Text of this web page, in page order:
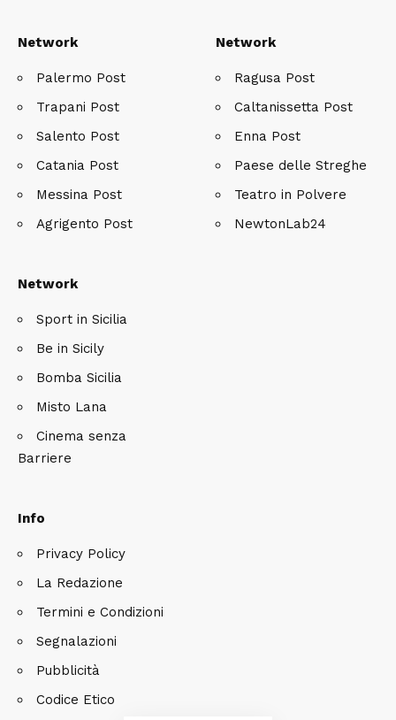
Network
Palermo Post
Trapani Post
Salento Post
Catania Post
Messina Post
Agrigento Post
Network
Ragusa Post
Caltanissetta Post
Enna Post
Paese delle Streghe
Teatro in Polvere
NewtonLab24
Network
Sport in Sicilia
Be in Sicily
Bomba Sicilia
Misto Lana
Cinema senza
Barriere
Info
Privacy Policy
La Redazione
Termini e Condizioni
Segnalazioni
Pubblicità
Codice Etico